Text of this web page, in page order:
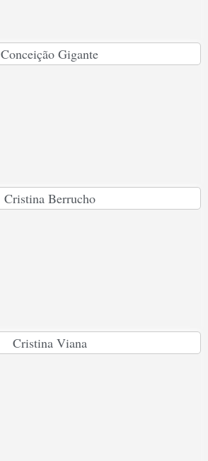
Conceição Gigante
Cristina Berrucho
Cristina Viana